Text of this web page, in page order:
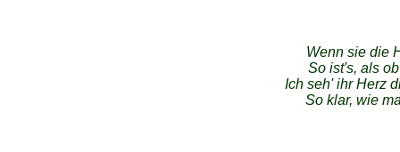
Wenn sie die
So ist's, als
Ich seh' ihr Herz
So klar, wie